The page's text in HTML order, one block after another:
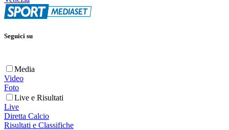
Seguici su
Media
Video
Foto
Live e Risultati
Live
Diretta Calcio
Risultati e Classifiche